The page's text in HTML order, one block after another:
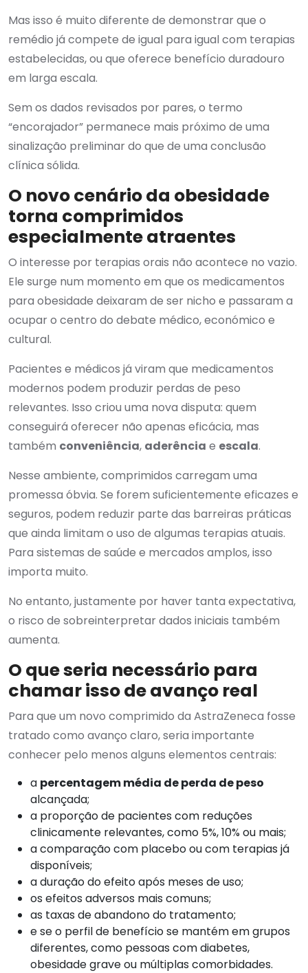
Mas isso é muito diferente de demonstrar que o
remédio já compete de igual para igual com terapias
estabelecidas, ou que oferece benefício duradouro
em larga escala.
Sem os dados revisados por pares, o termo
“encorajador” permanece mais próximo de uma
sinalização preliminar do que de uma conclusão
clínica sólida.
O novo cenário da obesidade
torna comprimidos
especialmente atraentes
O interesse por terapias orais não acontece no vazio.
Ele surge num momento em que os medicamentos
para obesidade deixaram de ser nicho e passaram a
ocupar o centro do debate médico, económico e
cultural.
Pacientes e médicos já viram que medicamentos
modernos podem produzir perdas de peso
relevantes. Isso criou uma nova disputa: quem
conseguirá oferecer não apenas eficácia, mas
também conveniência, aderência e escala.
Nesse ambiente, comprimidos carregam uma
promessa óbvia. Se forem suficientemente eficazes e
seguros, podem reduzir parte das barreiras práticas
que ainda limitam o uso de algumas terapias atuais.
Para sistemas de saúde e mercados amplos, isso
importa muito.
No entanto, justamente por haver tanta expectativa,
o risco de sobreinterpretar dados iniciais também
aumenta.
O que seria necessário para
chamar isso de avanço real
Para que um novo comprimido da AstraZeneca fosse
tratado como avanço claro, seria importante
conhecer pelo menos alguns elementos centrais:
a percentagem média de perda de peso
alcançada;
a proporção de pacientes com reduções
clinicamente relevantes, como 5%, 10% ou mais;
a comparação com placebo ou com terapias já
disponíveis;
a duração do efeito após meses de uso;
os efeitos adversos mais comuns;
as taxas de abandono do tratamento;
e se o perfil de benefício se mantém em grupos
diferentes, como pessoas com diabetes,
obesidade grave ou múltiplas comorbidades.